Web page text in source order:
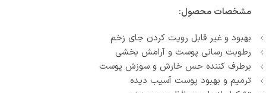
مشخصات محصول:
بهبود و غیر قابل رویت کردن جای زخم
رطوبت رسانی پوست و آرامش بخشی
برطرف کننده حس خارش و سوزش پوست
ترمیم و بهبود پوست آسیب دیده